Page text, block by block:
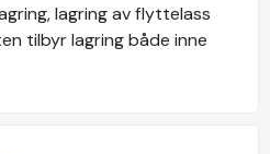
lagring av flyttelass
tilbyr lagring både inne